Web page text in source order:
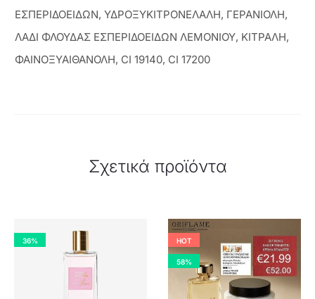
ΕΣΠΕΡΙΔΟΕΙΔΩΝ, ΥΔΡΟΞΥΚΙΤΡΟΝΕΛΑΛΗ, ΓΕΡΑΝΙΟΛΗ,
ΛΑΔΙ ΦΛΟΥΔΑΣ ΕΣΠΕΡΙΔΟΕΙΔΩΝ ΛΕΜΟΝΙΟΥ, ΚΙΤΡΑΛΗ,
ΦΑΙΝΟΞΥΑΙΘΑΝΟΛΗ, CI 19140, CI 17200
Σχετικά προϊόντα
36% HOT
58%